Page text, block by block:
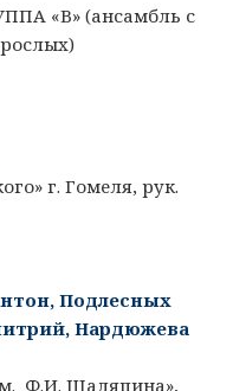
«В» (ансамбль с
г. Гомеля, рук.
Подлесных
Нардюжева
Ф.И. Шаляпина»,